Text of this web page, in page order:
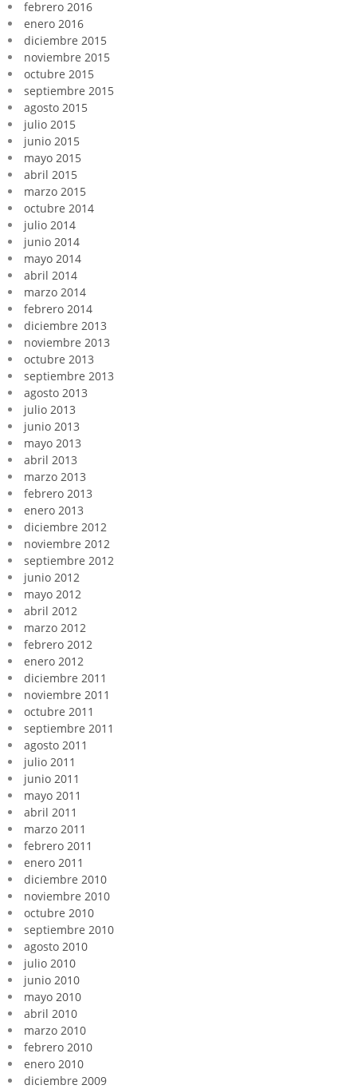
febrero 2016
enero 2016
diciembre 2015
noviembre 2015
octubre 2015
septiembre 2015
agosto 2015
julio 2015
junio 2015
mayo 2015
abril 2015
marzo 2015
octubre 2014
julio 2014
junio 2014
mayo 2014
abril 2014
marzo 2014
febrero 2014
diciembre 2013
noviembre 2013
octubre 2013
septiembre 2013
agosto 2013
julio 2013
junio 2013
mayo 2013
abril 2013
marzo 2013
febrero 2013
enero 2013
diciembre 2012
noviembre 2012
septiembre 2012
junio 2012
mayo 2012
abril 2012
marzo 2012
febrero 2012
enero 2012
diciembre 2011
noviembre 2011
octubre 2011
septiembre 2011
agosto 2011
julio 2011
junio 2011
mayo 2011
abril 2011
marzo 2011
febrero 2011
enero 2011
diciembre 2010
noviembre 2010
octubre 2010
septiembre 2010
agosto 2010
julio 2010
junio 2010
mayo 2010
abril 2010
marzo 2010
febrero 2010
enero 2010
diciembre 2009